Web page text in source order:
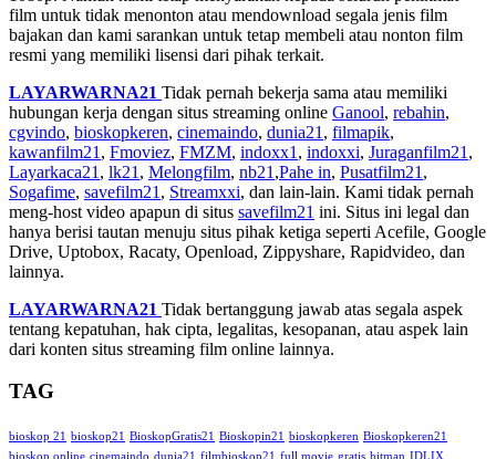
film untuk tidak menonton atau mendownload segala jenis film
bajakan dan kami sarankan untuk tetap membeli atau nonton film
resmi yang memiliki lisensi dari pihak terkait.
LAYARWARNA21 Tidak pernah bekerja sama atau memiliki
hubungan kerja dengan situs streaming online Ganool, rebahin,
cgvindo, bioskopkeren, cinemaindo, dunia21 , filmapik,
kawanfilm21 , Fmoviez, FMZM, indoxx1 , indoxxi, Juraganfilm21 ,
Layarkaca21 , lk21 , Melongfilm, nb21 ,Pahe in, Pusatfilm21 ,
Sogafime, savefilm21 , Streamxxi, dan lain-lain. Kami tidak pernah
meng-host video apapun di situs savefilm21 ini. Situs ini legal dan
hanya berisi tautan menuju situs pihak ketiga seperti Acefile, Google
Drive, Uptobox, Racaty, Openload, Zippyshare, Rapidvideo, dan
lainnya.
LAYARWARNA21 Tidak bertanggung jawab atas segala aspek
tentang kepatuhan, hak cipta, legalitas, kesopanan, atau aspek lain
dari konten situs streaming film online lainnya.
TAG
bioskop 21 bioskop21 BioskopGratis21 Bioskopin21 bioskopkeren Bioskopkeren21
bioskop online cinemaindo dunia21 filmbioskop21 full movie gratis hitman IDLIX